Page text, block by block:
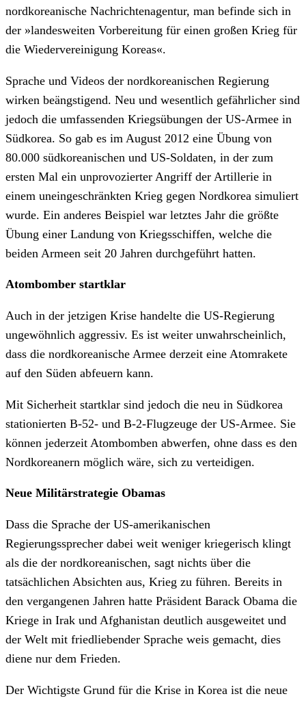
nordkoreanische Nachrichtenagentur, man befinde sich in
der »landesweiten Vorbereitung für einen großen Krieg für
die Wiedervereinigung Koreas«.
Sprache und Videos der nordkoreanischen Regierung
wirken beängstigend. Neu und wesentlich gefährlicher sind
jedoch die umfassenden Kriegsübungen der US-Armee in
Südkorea. So gab es im August 2012 eine Übung von
80.000 südkoreanischen und US-Soldaten, in der zum
ersten Mal ein unprovozierter Angriff der Artillerie in
einem uneingeschränkten Krieg gegen Nordkorea simuliert
wurde. Ein anderes Beispiel war letztes Jahr die größte
Übung einer Landung von Kriegsschiffen, welche die
beiden Armeen seit 20 Jahren durchgeführt hatten.
Atombomber startklar
Auch in der jetzigen Krise handelte die US-Regierung
ungewöhnlich aggressiv. Es ist weiter unwahrscheinlich,
dass die nordkoreanische Armee derzeit eine Atomrakete
auf den Süden abfeuern kann.
Mit Sicherheit startklar sind jedoch die neu in Südkorea
stationierten B-52- und B-2-Flugzeuge der US-Armee. Sie
können jederzeit Atombomben abwerfen, ohne dass es den
Nordkoreanern möglich wäre, sich zu verteidigen.
Neue Militärstrategie Obamas
Dass die Sprache der US-amerikanischen
Regierungssprecher dabei weit weniger kriegerisch klingt
als die der nordkoreanischen, sagt nichts über die
tatsächlichen Absichten aus, Krieg zu führen. Bereits in
den vergangenen Jahren hatte Präsident Barack Obama die
Kriege in Irak und Afghanistan deutlich ausgeweitet und
der Welt mit friedliebender Sprache weis gemacht, dies
diene nur dem Frieden.
Der Wichtigste Grund für die Krise in Korea ist die neue